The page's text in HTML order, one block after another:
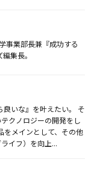
事業部長兼『成功する
集長。
良いな』を叶えたい。 そ
クノロジーの開発をし
をメインとして、その他
イフ）を向上...